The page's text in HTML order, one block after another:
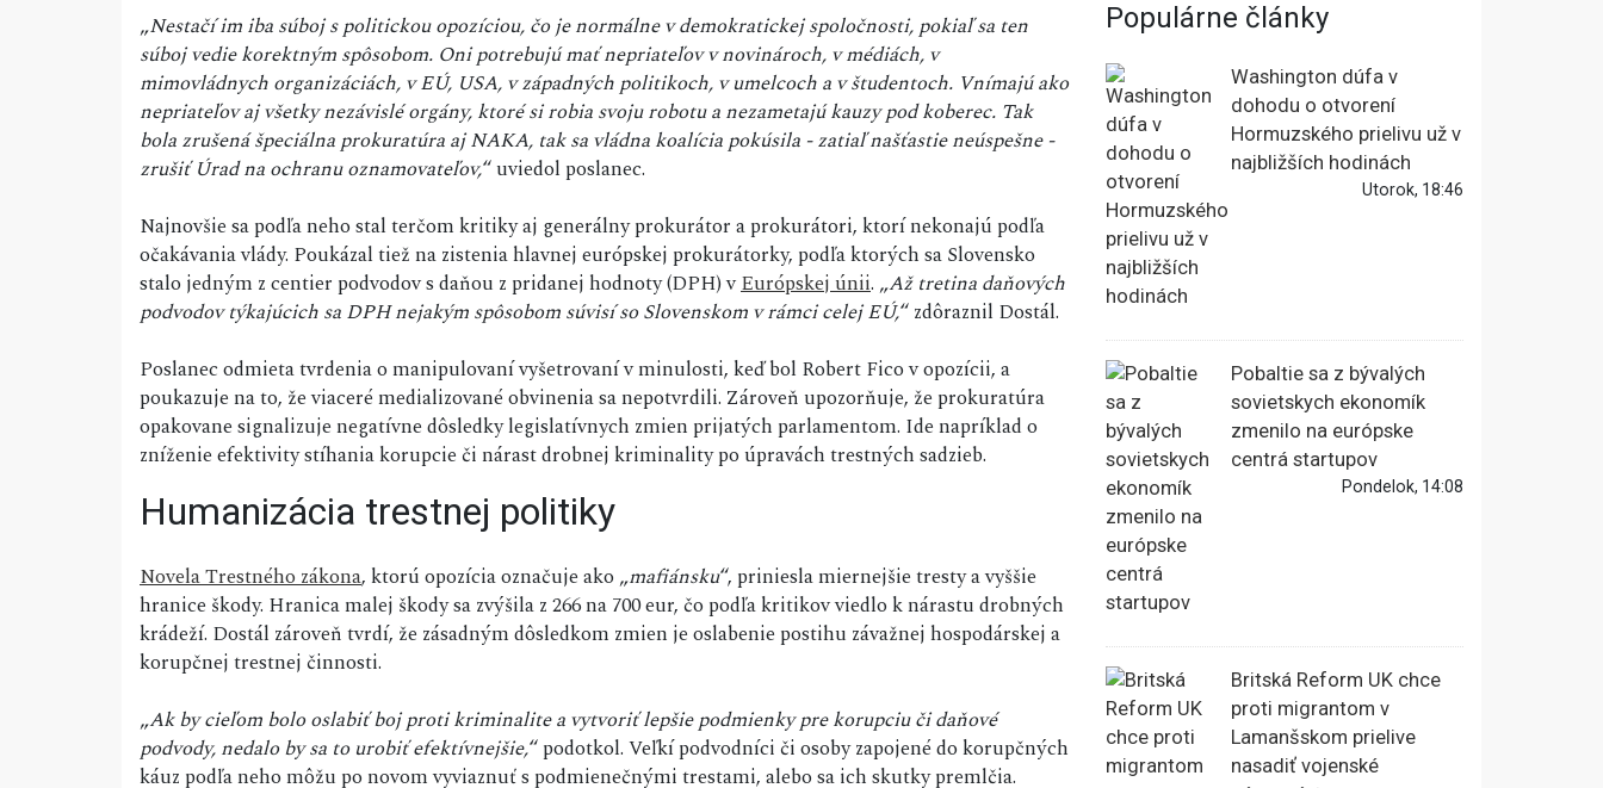
„Nestačí im iba súboj s politickou opozíciou, čo je normálne v demokratickej spoločnosti, pokiaľ sa ten
súboj vedie korektným spôsobom. Oni potrebujú mať nepriateľov v novinároch, v médiách, v
mimovládnych organizáciách, v EÚ, USA, v západných politikoch, v umelcoch a v študentoch. Vnímajú ako
nepriateľov aj všetky nezávislé orgány, ktoré si robia svoju robotu a nezametajú kauzy pod koberec. Tak
bola zrušená špeciálna prokuratúra aj NAKA, tak sa vládna koalícia pokúsila - zatiaľ našťastie neúspešne -
zrušiť Úrad na ochranu oznamovateľov,“ uviedol poslanec.
Najnovšie sa podľa neho stal terčom kritiky aj generálny prokurátor a prokurátori, ktorí nekonajú podľa
očakávania vlády. Poukázal tiež na zistenia hlavnej európskej prokurátorky, podľa ktorých sa Slovensko
stalo jedným z centier podvodov s daňou z pridanej hodnoty (DPH) vEurópskej únii. „Až tretina daňových
podvodov týkajúcich sa DPH nejakým spôsobom súvisí so Slovenskom v rámci celej EÚ,“ zdôraznil Dostál.
Poslanec odmieta tvrdenia o manipulovaní vyšetrovaní v minulosti, keď bol Robert Fico v opozícii, a
poukazuje na to, že viaceré medializované obvinenia sa nepotvrdili. Zároveň upozorňuje, že prokuratúra
opakovane signalizuje negatívne dôsledky legislatívnych zmien prijatých parlamentom. Ide napríklad o
zníženie efektivity stíhania korupcie či nárast drobnej kriminality po úpravách trestných sadzieb.
Humanizácia trestnej politiky
Novela Trestného zákona, ktorú opozícia označuje ako „mafiánsku“, priniesla miernejšie tresty a vyššie
hranice škody. Hranica malej škody sa zvýšila z 266 na 700 eur, čo podľa kritikov viedlo k nárastu drobných
krádeží. Dostál zároveň tvrdí, že zásadným dôsledkom zmien je oslabenie postihu závažnej hospodárskej a
korupčnej trestnej činnosti.
„Ak by cieľom bolo oslabiť boj proti kriminalite a vytvoriť lepšie podmienky pre korupciu či daňové
podvody, nedalo by sa to urobiť efektívnejšie,“ podotkol. Veľkí podvodníci či osoby zapojené do korupčných
káuz podľa neho môžu po novom vyviaznuť s podmienečnými trestami, alebo sa ich skutky premlčia.
Populárne články
Washington dúfa v
dohodu o otvorení
Hormuzského prielivu už v
najbližších hodinách
Utorok, 18:46
Pobaltie sa z bývalých
sovietskych ekonomík
zmenilo na európske
centrá startupov
Pondelok, 14:08
Britská Reform UK chce
proti migrantom v
Lamanšskom prielive
nasadiť vojenské